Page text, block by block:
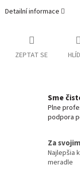
Detailní informace
ZEPTAT SE
Sme
Plne
podpora
Za
Najlepšia
meradle